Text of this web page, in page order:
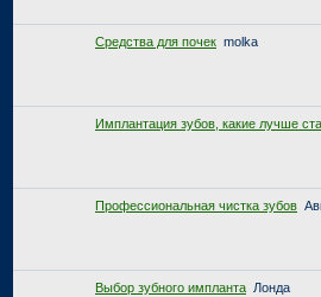
Средства для почек molka
Имплантация зубов, какие лучше
Профессиональная чистка зубов
Выбор зубного импланта Лонда